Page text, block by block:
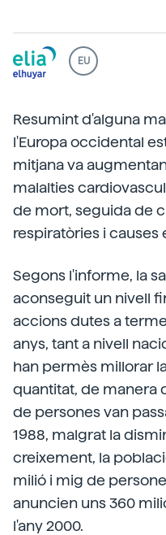
EU
Resumint d'alguna
l'Europa occidental
mitjana va
malalties
de mort, seguida de
respiratòries i causes
Segons l'informe, la
aconseguit un nivell
accions dutes a
anys, tant a nivell
han permès millorar
quantitat, de manera
de persones van
1988, malgrat la
creixement, la
milió i mig de
anuncien uns 360
l'any 2000.